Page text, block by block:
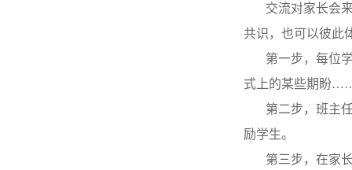
交流对家长会
共识，也可以彼此
第一步，每位
式上的某些期盼
第二步，班主
励学生。
第三步，在家